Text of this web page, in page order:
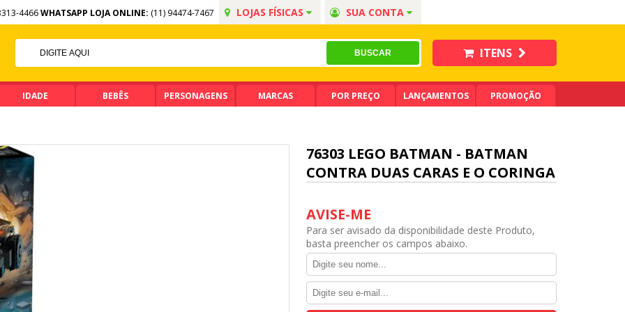
4466WHATSAPP LOJA ONLINE: (11) 94474-7467 LOJAS FÍSICAS SUA CONTA
NO PIX
DE R$ 99,90
ITENS
IDADE BEBÊS PERSONAGENS MARCAS POR PREÇO LANÇAMENTOS PROMOÇÃO
76303 LEGO BATMAN - BATMAN
CONTRA DUAS CARAS E O CORINGA
AVISE-ME
Para ser avisado da disponibilidade deste Produto,
basta preencher os campos abaixo.